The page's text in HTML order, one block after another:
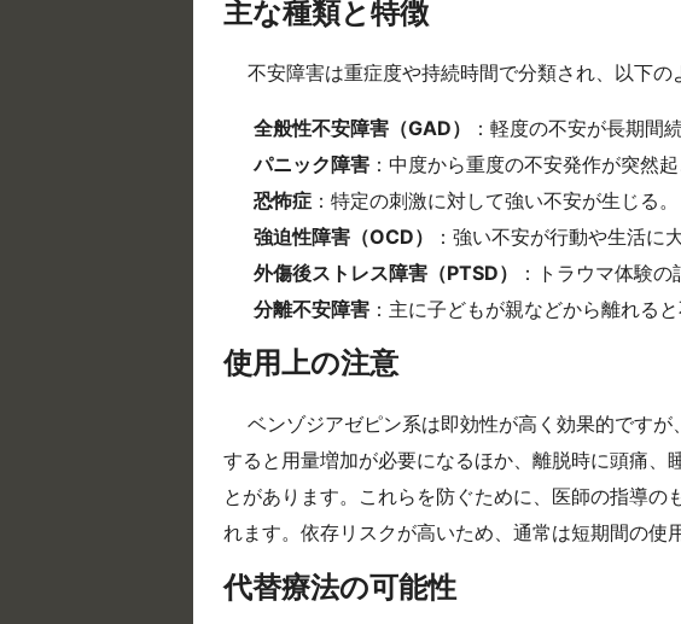
主な種類と特徴
不安障害は重症度や持続時間で分類され、以下の
全般性不安障害（GAD）
：軽度の不安が長期間続
パニック障害 ：中度から重度の不安発作が突然起
恐怖症 ：特定の刺激に対して強い不安が生じる。
強迫性障害（OCD）
：強い不安が行動や生活に
外傷後ストレス障害（PTSD）
：トラウマ体験の
分離不安障害 ：主に子どもが親などから離れると
使用上の注意
ベンゾジアゼピン系は即効性が高く効果的です
すると用量増加が必要になるほか、離脱時に頭痛、
とがあります。これらを防ぐために、医師の指導の
れます。依存リスクが高いため、通常は短期間の使
代替療法の可能性